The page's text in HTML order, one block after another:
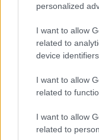
personalized
I want to allow
related to
device
I want to allow
related to
I want to allow
related to
mai arrendersi e
, malgrado
frappongono ad
vivere in questa
problematica e
proiettata in un
certezze e di